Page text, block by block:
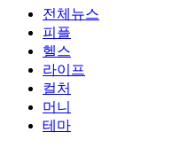
전체뉴스
피플
헬스
라이프
컬처
머니
테마